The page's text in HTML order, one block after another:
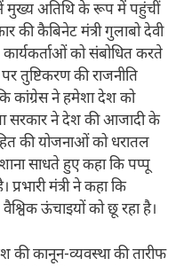
में मुख्य अतिथि के रूप में पहुंचीं
की कैबिनेट मंत्री गुलाबो देवी
को संबोधित करते
तुष्टिकरण की राजनीति
कांग्रेस ने हमेशा देश को
सरकार ने देश की आजादी के
की योजनाओं को धरातल
साधते हुए कहा कि पप्पू
मंत्री ने कहा कि
वैश्विक ऊंचाइयों को छू रहा है।
की कानून-व्यवस्था की तारीफ